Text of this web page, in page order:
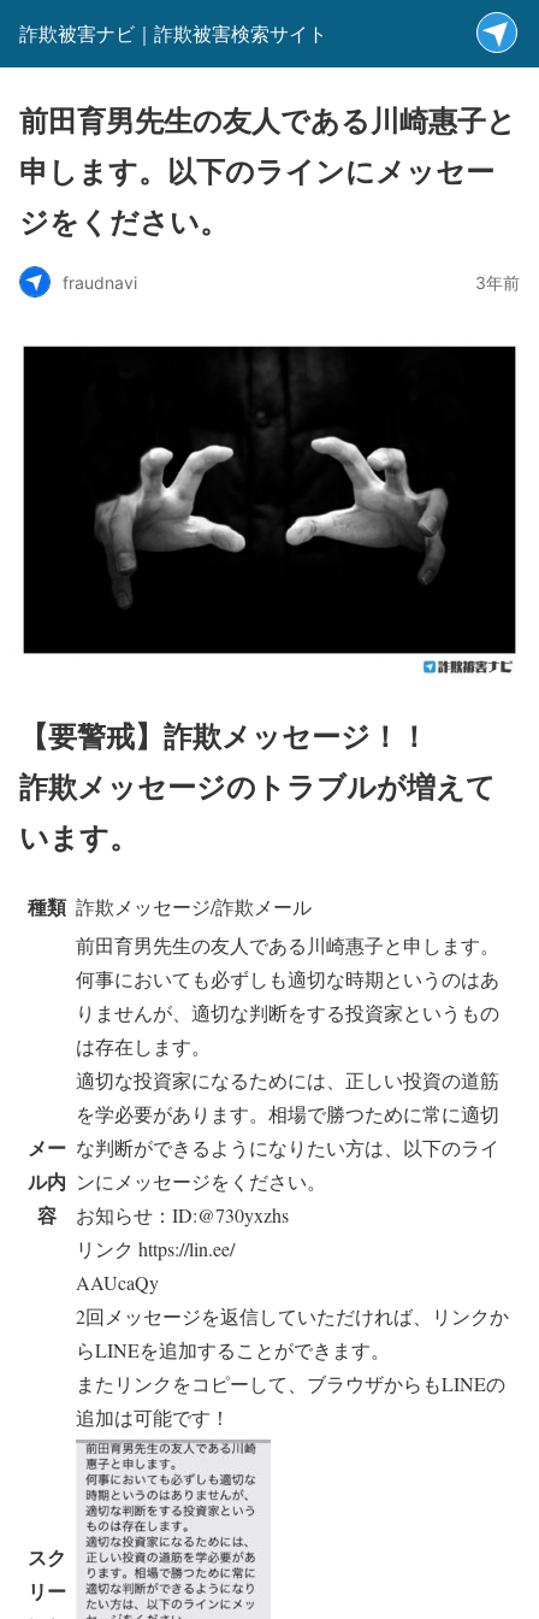
詐欺被害ナビ｜詐欺被害検索サイト
前田育男先生の友人である川崎惠子と
申します。以下のラインにメッセー
ジをください。
fraudnavi 3年前
【要警戒】 詐欺メッセージ！！
詐欺メッセージのトラブルが増えて
います。
種類 詐欺メッセージ/詐欺メール
メー
ル内
容
前田育男先生の友人である川崎惠子と申します。
何事においても必ずしも適切な時期というのはあ
りませんが、適切な判断をする投資家というもの
は存在します。
適切な投資家になるためには、正しい投資の道筋
を学必要があります。相場で勝つために常に適切
な判断ができるようになりたい方は、以下のライ
ンにメッセージをください。
お知らせ：ID:@730yxzhs
リンク https://lin.ee/
AAUcaQy
2回メッセージを返信していただければ、リンクか
らLINEを追加することができます。
またリンクをコピーして、ブラウザからもLINEの
追加は可能です！
スク
リー